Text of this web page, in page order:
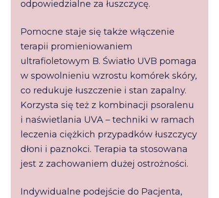
odpowiedzialne za łuszczycę.
Pomocne staje się także włączenie
terapii promieniowaniem
ultrafioletowym B. Światło UVB pomaga
w spowolnieniu wzrostu komórek skóry,
co redukuje łuszczenie i stan zapalny.
Korzysta się też z kombinacji psoralenu
i naświetlania UVA – techniki w ramach
leczenia ciężkich przypadków łuszczycy
dłoni i paznokci. Terapia ta stosowana
jest z zachowaniem dużej ostrożności.
Indywidualne podejście do Pacjenta,